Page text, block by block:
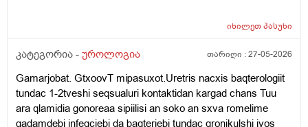
იხილეთპასუხი
კატეგორია - უროლოგია თარიღი :27-05-2026
Gamarjobat. GtxoovT mipasuxot.Uretris nacxis baqterologiit
tundac 1-2tveshi seqsualuri kontaktidan kargad chans Tuu
ara qlamidia gonoreaa sipiilisi an soko an sxva romelime
gadamdebi infeqciebi da baqteriebi tundac qronikulshi iyos